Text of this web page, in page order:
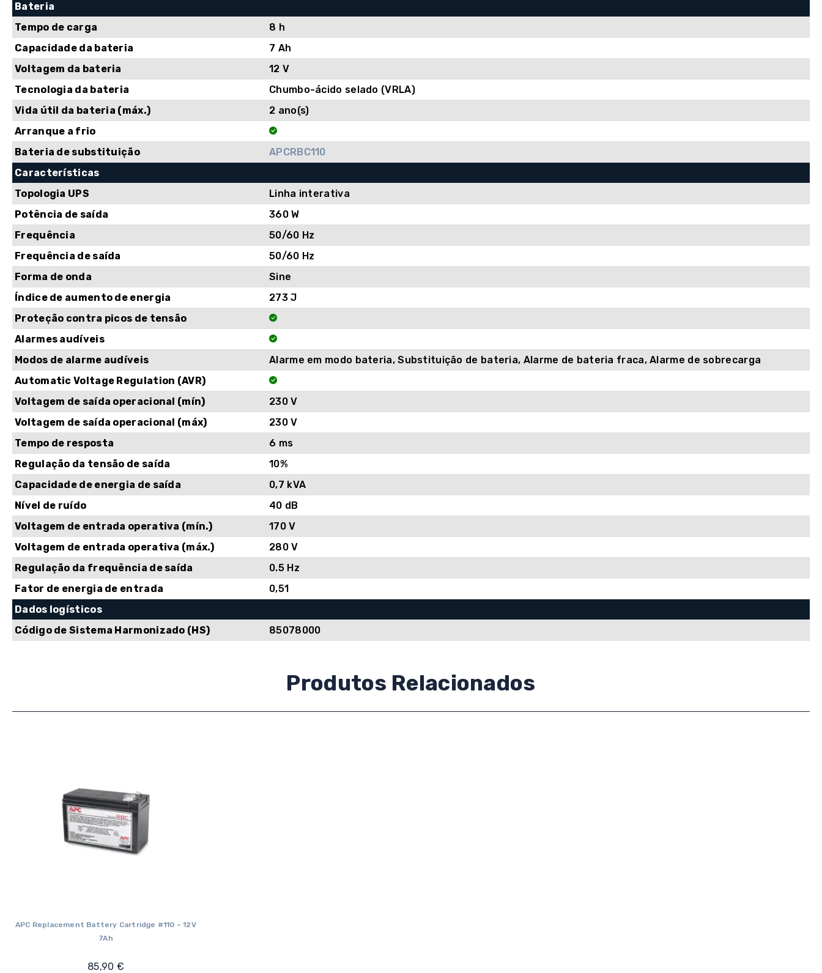
Bateria
Tempo de carga
8 h
Capacidade da bateria
7 Ah
Voltagem da bateria
12 V
Tecnologia da bateria
Chumbo-ácido selado (VRLA)
Vida útil da bateria (máx.)
2 ano(s)
Arranque a frio
Bateria de substituição
APCRBC110
Características
Topologia UPS
Linha interativa
Potência de saída
360 W
Frequência
50/60 Hz
Frequência de saída
50/60 Hz
Forma de onda
Sine
Índice de aumento de energia
273 J
Proteção contra picos de tensão
Alarmes audíveis
Modos de alarme audíveis
Alarme em modo bateria, Substituição de bateria, Alarme de bateria fraca, Alarme de sobrecarga
Automatic Voltage Regulation (AVR)
Voltagem de saída operacional (mín)
230 V
Voltagem de saída operacional (máx)
230 V
Tempo de resposta
6 ms
Regulação da tensão de saída
10%
Capacidade de energia de saída
0,7 kVA
Nível de ruído
40 dB
Voltagem de entrada operativa (mín.)
170 V
Voltagem de entrada operativa (máx.)
280 V
Regulação da frequência de saída
0.5 Hz
Fator de energia de entrada
0,51
Dados logísticos
Código de Sistema Harmonizado (HS)
85078000
Produtos Relacionados
APC Replacement Battery Cartridge #110 – 12V
7Ah
85,90 €